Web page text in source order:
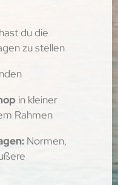
hast du die
zu stellen
in kleiner
Rahmen
Normen,